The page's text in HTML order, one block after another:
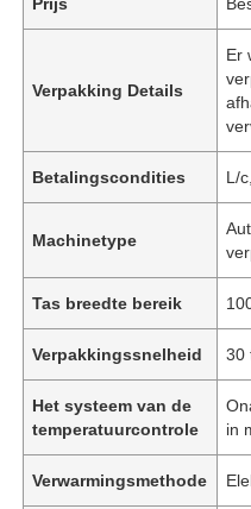
Verpakking Details
Er
Betalingscondities L/
Machinetype
Tas breedte bereik
Verpakkingssnelheid 30
Het systeem van de
temperatuurcontrole
in
Verwarmingsmethode